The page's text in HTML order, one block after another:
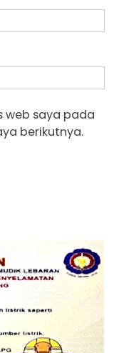
web saya pada
berikutnya.